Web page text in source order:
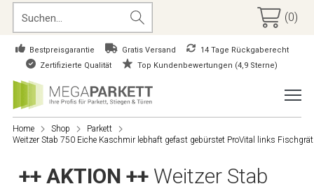
(0)
Bestpreisgarantie Gratis Versand
14 Tage Rückgaberecht
Zertifizierte Qualität
Top Kundenbewertungen (4,9 Sterne)
Home Shop
Parkett
Weitzer Stab 750 Eiche Kaschmir lebhaft gefast gebürstet ProVital links Fischgrät
++ AKTION ++ Weitzer Stab